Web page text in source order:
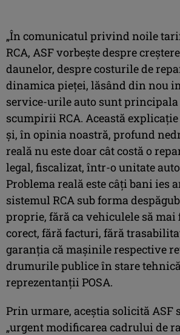
„În comunicatul privind noile
RCA, ASF vorbeşte despre
daunelor, despre costurile de
dinamica pieţei, lăsând din nou
service-urile auto sunt principala
scumpirii RCA. Această
şi, în opinia noastră, profund
reală nu este doar cât costă o
legal, fiscalizat, într-o unitate
Problema reală este câţi bani ies
sistemul RCA sub forma
proprie, fără ca vehiculele să mai
corect, fără facturi, fără
garanţia că maşinile respective
drumurile publice în stare
reprezentanţii POSA.
Prin urmare, aceştia solicită ASF
„urgent modificarea cadrului de